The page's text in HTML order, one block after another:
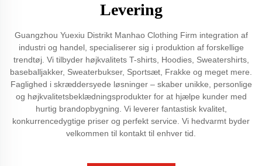
Levering
Guangzhou Yuexiu Distrikt Manhao Clothing Firm integration af
industri og handel, specialiserer sig i produktion af forskellige
trendtøj. Vi tilbyder højkvalitets T-shirts, Hoodies, Sweatershirts,
baseballjakker, Sweaterbukser, Sportsæt, Frakke og meget mere.
Faglighed i skræddersyede løsninger – skaber unikke, personlige
og højkvalitetsbeklædningsprodukter for at hjælpe kunder med
hurtig brandopbygning. Vi leverer fantastisk kvalitet,
konkurrencedygtige priser og perfekt service. Vi hedvarmt byder
velkommen til kontakt til enhver tid.